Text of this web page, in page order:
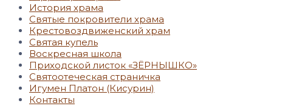
История храма
Святые покровители храма
Крестовоздвиженский храм
Святая купель
Воскресная школа
Приходской листок «ЗЁРНЫШКО»
Святоотеческая страничка
Игумен Платон (Кисурин)
Контакты